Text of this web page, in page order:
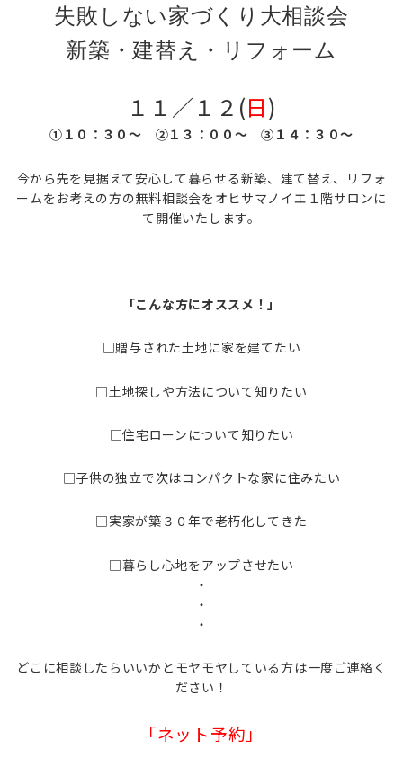
失敗しない家づくり大相談会
新築・建替え・リフォーム
１１／１２(日)
①１０：３０～ ②１３：００～ ③１４：３０～
今から先を見据えて安心して暮らせる新築、建て替え、リフォ
ームをお考えの方の無料相談会をオヒサマノイエ１階サロンに
て開催いたします。
「こんな方にオススメ！」
□贈与された土地に家を建てたい
□土地探しや方法について知りたい
□住宅ローンについて知りたい
□子供の独立で次はコンパクトな家に住みたい
□実家が築３０年で老朽化してきた
□暮らし心地をアップさせたい
・
・
・
どこに相談したらいいかとモヤモヤしている方は一度ご連絡く
ださい！
「ネット予約」